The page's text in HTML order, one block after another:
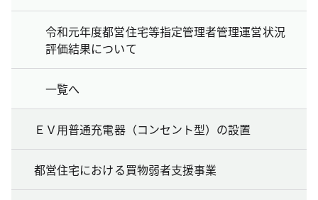
令和元年度都営住宅等指定管理者管理運営状況
評価結果について
一覧へ
ＥＶ用普通充電器（コンセント型）の設置
都営住宅における買物弱者支援事業